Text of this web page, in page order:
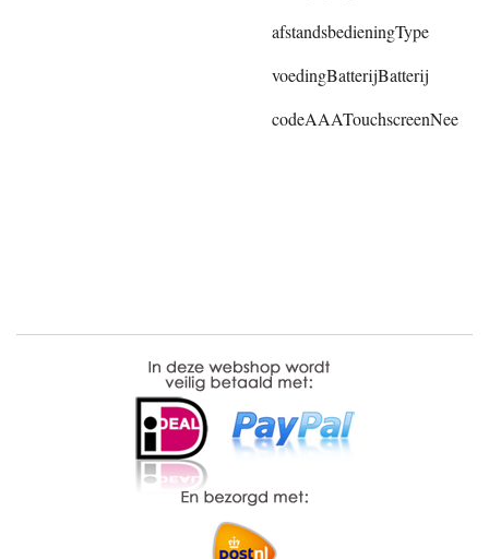
afstandsbedieningType
voedingBatterijBatterij
codeAAATouchscreenNee